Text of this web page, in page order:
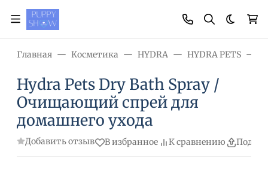
Главная Косметика HYDRA HYDRA PETS
Hydra Pets Dry Bath Spray /
Очищающий спрей для
домашнего ухода
Добавить отзыв В избранное К сравнению